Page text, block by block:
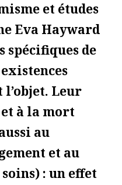
et études
Eva Hayward
s spécifiques de
Leur
et à la mort
au
et au
soins) : un effet